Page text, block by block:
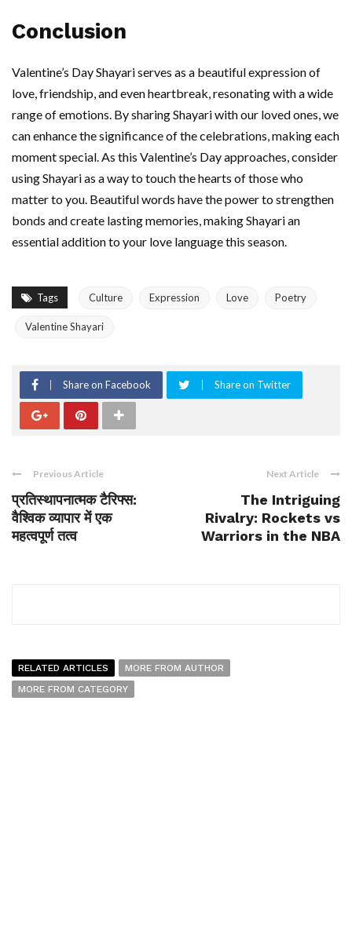
Conclusion
Valentine’s Day Shayari serves as a beautiful expression of
love, friendship, and even heartbreak, resonating with a wide
range of emotions. By sharing Shayari with our loved ones, we
can enhance the significance of the celebrations, making each
moment special. As this Valentine’s Day approaches, consider
using Shayari as a way to touch the hearts of those who
matter to you. Beautiful words have the power to strengthen
bonds and create lasting memories, making Shayari an
essential addition to your love language this season.
Tags Culture Expression Love Poetry
Valentine Shayari
Share on Facebook Share on Twitter
Previous Article
प्रतिस्थापनात्मक टैरिफ्स:
वैश्विक व्यापार में एक
महत्वपूर्ण तत्व
Next Article
The Intriguing
Rivalry: Rockets vs
Warriors in the NBA
RELATED ARTICLES
MORE FROM AUTHOR
MORE FROM CATEGORY